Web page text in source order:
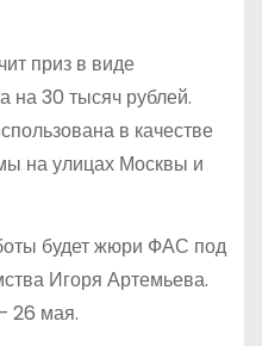
приз в виде
на 30 тысяч рублей.
в качестве
на улицах Москвы и
будет жюри ФАС под
Игоря Артемьева.
26 мая.